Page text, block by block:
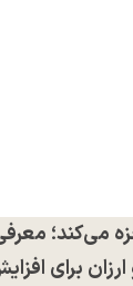
می‌کند؛
برای